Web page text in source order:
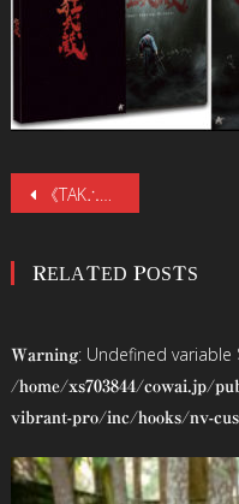
投
ナ
ゲ
ー
シ
《TAK∴（坂口拓）×山﨑賢人》『キングダム』師弟コンビ競演！77分ワンシーン・ワンカットにも注目の、邦画武闘アクション『狂武蔵』がBlu-ray【二枚組】&DVDで1月6日発売!!
RELATED POSTS
Warning: Undefined variable
/home/xs703844/cowai.jp/
vibrant-pro/inc/hooks/nv-